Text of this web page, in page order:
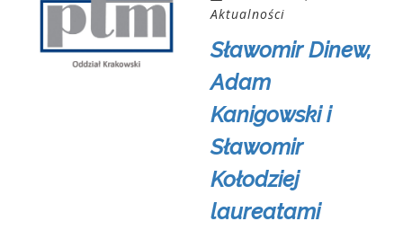
Aktualności
Sławomir Dinew,
Adam
Kanigowski i
Sławomir
Kołodziej
laureatami